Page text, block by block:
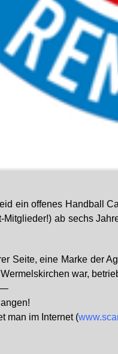
ein offenes Handball
ab sechs
Seite, eine Marke der
war,
man im Internet (